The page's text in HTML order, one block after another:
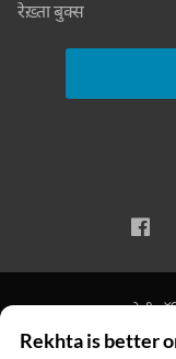
रेख़्ता बुक्स
प्राइवेसी
© 2026
Rekhta is better